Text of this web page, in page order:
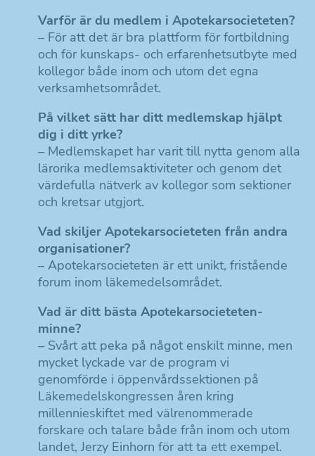
Varför är du medlem i Apotekarsocieteten?
– För att det är bra plattform för fortbildning
och för kunskaps- och erfarenhetsutbyte med
kollegor både inom och utom det egna
verksamhetsområdet.
På vilket sätt har ditt medlemskap hjälpt
dig i ditt yrke?
– Medlemskapet har varit till nytta genom alla
lärorika medlemsaktiviteter och genom det
värdefulla nätverk av kollegor som sektioner
och kretsar utgjort.
Vad skiljer Apotekarsocieteten från andra
organisationer?
– Apotekarsocieteten är ett unikt, fristående
forum inom läkemedelsområdet.
Vad är ditt bästa Apotekarsocieteten-
minne?
– Svårt att peka på något enskilt minne, men
mycket lyckade var de program vi
genomförde i öppenvårdssektionen på
Läkemedelskongressen åren kring
millennieskiftet med välrenommerade
forskare och talare både från inom och utom
landet, Jerzy Einhorn för att ta ett exempel.